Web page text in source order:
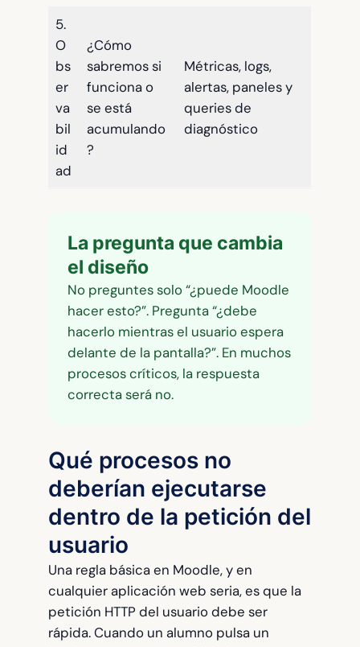
5.
O
bs
er
va
bil
id
ad
¿Cómo
sabremos si
funciona o
se está
acumulando
?
Métricas, logs,
alertas, paneles y
queries de
diagnóstico
La pregunta que cambia
el diseño
No preguntes solo “¿puede Moodle
hacer esto?”. Pregunta “¿debe
hacerlo mientras el usuario espera
delante de la pantalla?”. En muchos
procesos críticos, la respuesta
correcta será no.
Qué procesos no
deberían ejecutarse
dentro de la petición del
usuario
Una regla básica en Moodle, y en
cualquier aplicación web seria, es que la
petición HTTP del usuario debe ser
rápida. Cuando un alumno pulsa un